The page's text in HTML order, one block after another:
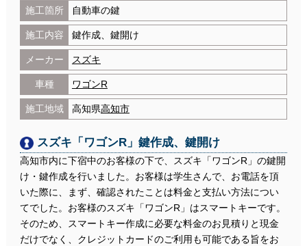
施工箇所 自動車の鍵
施工内容 鍵作成、鍵開け
メーカー スズキ
車種 ワゴンR
施工地域 高知県高知市
スズキ「ワゴンR」鍵作成、鍵開け
高知市内に下宿中のお客様の下で、スズキ「ワゴンR」の鍵開
け・鍵作成を行いました。お客様は学生さんで、お電話を頂
いた際に、まず、確認されたことは料金と支払い方法につい
てでした。お客様のスズキ「ワゴンR」はスマートキーです。
そのため、スマートキー作成に必要な料金のお見積りと現金
だけでなく、クレジットカードのご利用も可能である旨をお